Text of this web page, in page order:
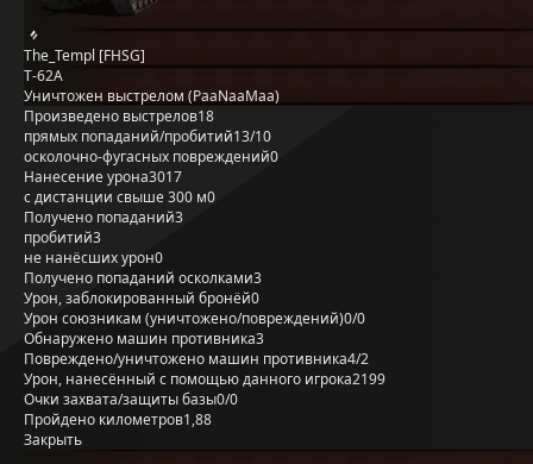
The_Templ [FHSG]
Т-62А
Уничтожен выстрелом (PaaNaaMaa)
Произведено выстрелов18
прямых попаданий/пробитий13/10
осколочно-фугасных повреждений0
Нанесение урона3017
с дистанции свыше 300 м0
Получено попаданий3
пробитий3
не нанёсших урон0
Получено попаданий осколками3
Урон, заблокированный бронёй0
Урон союзникам (уничтожено/повреждений)0/0
Обнаружено машин противника3
Повреждено/уничтожено машин противника4/2
Урон, нанесённый с помощью данного игрока2199
Очки захвата/защиты базы0/0
Пройдено километров1,88
Закрыть